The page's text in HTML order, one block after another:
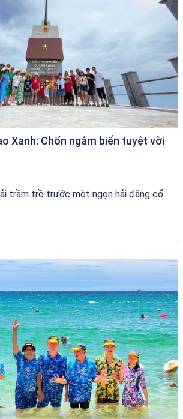
Xanh: Chốn ngắm biển tuyệt vời
trầm trồ trước một ngọn hải đăng cổ
Cai Quy Nhơn